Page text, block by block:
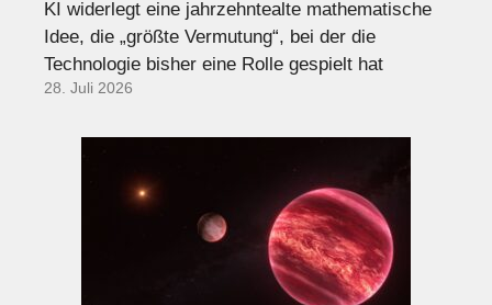
KI widerlegt eine jahrzehntealte mathematische
Idee, die „größte Vermutung“, bei der die
Technologie bisher eine Rolle gespielt hat
28. Juli 2026